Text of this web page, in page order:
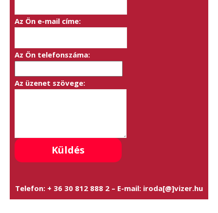
Az Ön e-mail címe:
Az Ön telefonszáma:
Az üzenet szövege:
Telefon: + 36 30 812 888 2 – E-mail: iroda[@]vizer.hu